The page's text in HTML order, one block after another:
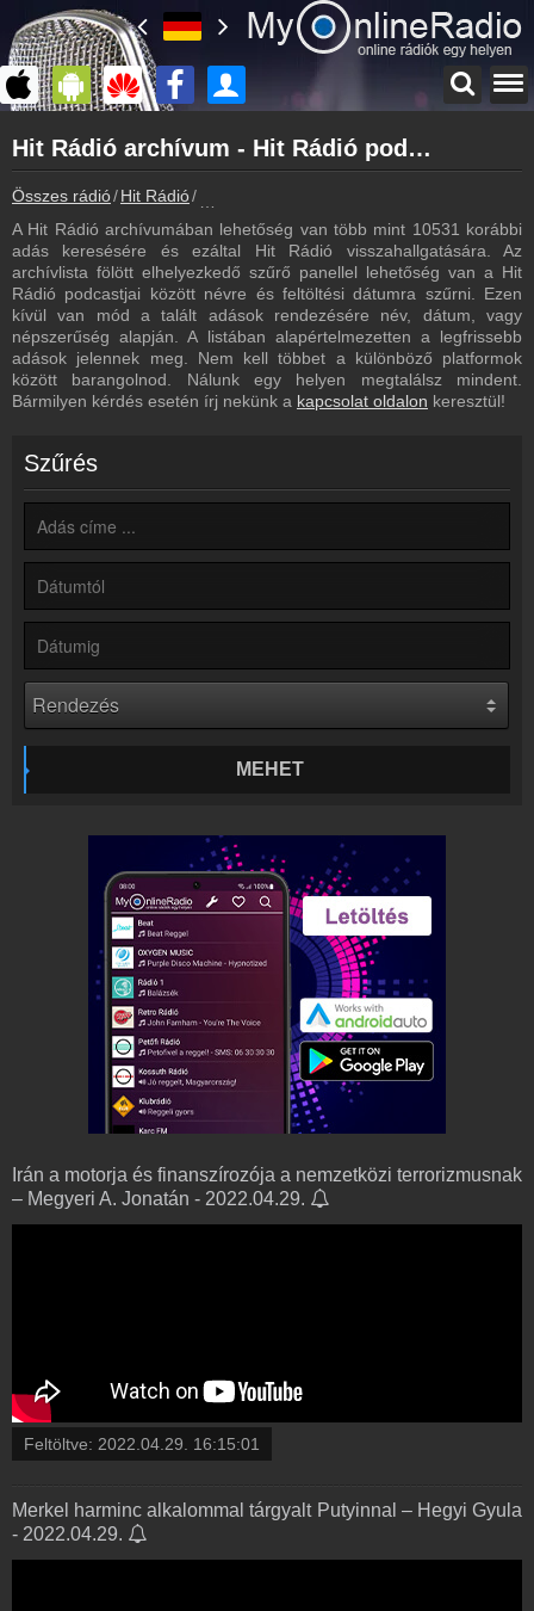
myonlineradio.hu
Hit Rádió
Vissza a Hit Rádió oldalára
Bejelentkezés
Hozz létre saját fiókot!
Most szól
Tudd meg mi szólt eddig
Műsorújság
Hit Rádió műsorai
Hit Rádió kapcsolatos hírek
Kapcsolat
Írj nekünk!
Partnerek
Rádiós partnerek
Rádió beágyazás
Ágyazd be weboldaladba
Online rádió készítés
Készítés lépésről lépésre
Hit Rádió archívum - Hit Rádió podcasts - Hit Rádió visszahallgatás
Összes rádió Hit Rádió
A Hit Rádió archívumában lehetőség van több mint 10531 korábbi
adás keresésére és ezáltal Hit Rádió visszahallgatására. Az
archívlista fölött elhelyezkedő szűrő panellel lehetőség van a Hit
Rádió podcastjai között névre és feltöltési dátumra szűrni. Ezen
kívül van mód a talált adások rendezésére név, dátum, vagy
népszerűség alapján. A listában alapértelmezetten a legfrissebb
adások jelennek meg. Nem kell többet a különböző platformok
között barangolnod. Nálunk egy helyen megtalálsz mindent.
Bármilyen kérdés esetén írj nekünk a kapcsolat oldalon keresztül!
Szűrés
MEHET
Irán a motorja és finanszírozója a nemzetközi terrorizmusnak
– Megyeri A. Jonatán - 2022.04.29.
Feltöltve: 2022.04.29. 16:15:01
Merkel harminc alkalommal tárgyalt Putyinnal – Hegyi Gyula
- 2022.04.29.